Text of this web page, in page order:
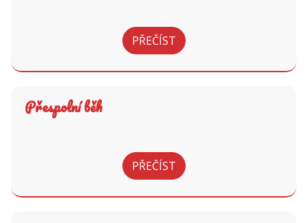
PŘEČÍST
Přespolní běh
PŘEČÍST